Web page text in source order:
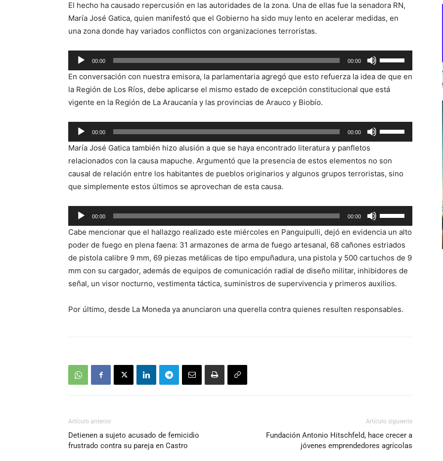
El hecho ha causado repercusión en las autoridades de la zona. Una de ellas fue la senadora RN,
María José Gatica, quien manifestó que el Gobierno ha sido muy lento en acelerar medidas, en
una zona donde hay variados conflictos con organizaciones terroristas.
Reproductor
de
audio
00:00 00:00
las
teclas
de
arriba/abajo
para
o
disminuir
En conversación con nuestra emisora, la parlamentaria agregó que esto refuerza la idea de que en
la Región de Los Ríos, debe aplicarse el mismo estado de excepción constitucional que está
vigente en la Región de La Araucanía y las provincias de Arauco y Biobío.
Reproductor
de
audio
00:00 00:00
las
de
flecha
para
aumentar
o
disminuir
el
volumen.
María José Gatica también hizo alusión a que se haya encontrado literatura y panfletos
relacionados con la causa mapuche. Argumentó que la presencia de estos elementos no son
causal de relación entre los habitantes de pueblos originarios y algunos grupos terroristas, sino
que simplemente estos últimos se aprovechan de esta causa.
Reproductor
de
audio
00:00 00:00
las
teclas
de
flecha
arriba/abajo
para
o
Cabe mencionar que el hallazgo realizado este miércoles en Panguipulli, dejó en evidencia un alto
poder de fuego en plena faena: 31 armazones de arma de fuego artesanal, 68 cañones estriados
de pistola calibre 9 mm, 69 piezas metálicas de tipo empuñadura, una pistola y 500 cartuchos de 9
mm con su cargador, además de equipos de comunicación radial de diseño militar, inhibidores de
señal, un visor nocturno, vestimenta táctica, suministros de supervivencia y primeros auxilios.
Por último, desde La Moneda ya anunciaron una querella contra quienes resulten responsables.
Artículo anterior
Detienen a sujeto acusado de femicidio
frustrado contra su pareja en Castro
Artículo siguiente
Fundación Antonio Hitschfeld, hace crecer a
jóvenes emprendedores agrícolas